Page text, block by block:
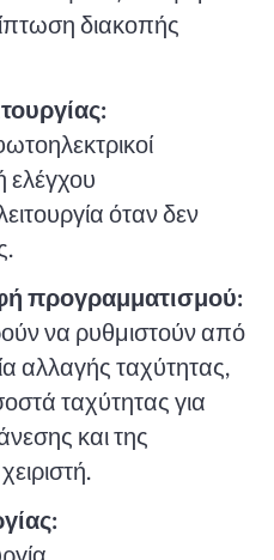
διακοπής
ελέγχου
όταν δεν
προγραμματισμού:
να ρυθμιστούν από
αλλαγής ταχύτητας,
ταχύτητας για
και της